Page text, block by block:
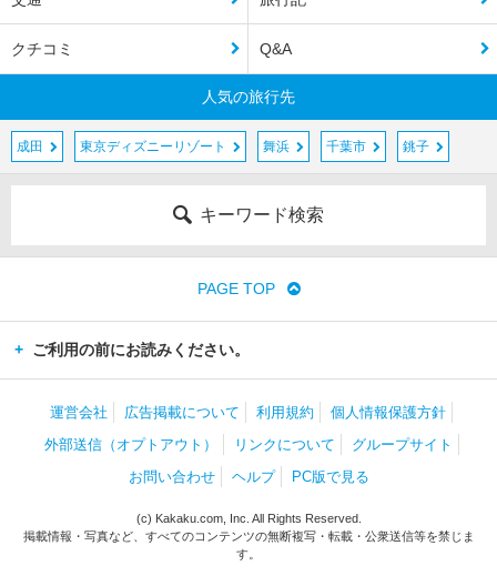
クチコミ Q&A
人気の旅行先
成田 東京ディズニーリゾート 舞浜 千葉市 銚子
キーワード検索
PAGE TOP
ご利用の前にお読みください。
運営会社 広告掲載について 利用規約
個人情報保護方針
外部送信（オプトアウト）
リンクについて
グループサイト
お問い合わせ
ヘルプ PC版で見る
(c) Kakaku.com, Inc. All Rights Reserved.
掲載情報・写真など、すべてのコンテンツの無断複写・転載・公衆送信等を禁じま
す。